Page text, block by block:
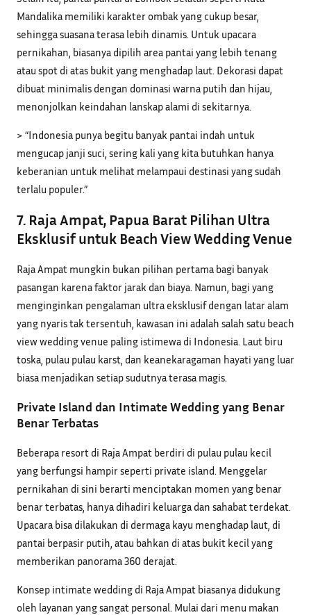
Mandalika memiliki karakter ombak yang cukup besar,
sehingga suasana terasa lebih dinamis. Untuk upacara
pernikahan, biasanya dipilih area pantai yang lebih tenang
atau spot di atas bukit yang menghadap laut. Dekorasi dapat
dibuat minimalis dengan dominasi warna putih dan hijau,
menonjolkan keindahan lanskap alami di sekitarnya.
> “Indonesia punya begitu banyak pantai indah untuk
mengucap janji suci, sering kali yang kita butuhkan hanya
keberanian untuk melihat melampaui destinasi yang sudah
terlalu populer.”
7. Raja Ampat, Papua Barat Pilihan Ultra
Eksklusif untuk Beach View Wedding Venue
Raja Ampat mungkin bukan pilihan pertama bagi banyak
pasangan karena faktor jarak dan biaya. Namun, bagi yang
menginginkan pengalaman ultra eksklusif dengan latar alam
yang nyaris tak tersentuh, kawasan ini adalah salah satu beach
view wedding venue paling istimewa di Indonesia. Laut biru
toska, pulau pulau karst, dan keanekaragaman hayati yang luar
biasa menjadikan setiap sudutnya terasa magis.
Private Island dan Intimate Wedding yang Benar
Benar Terbatas
Beberapa resort di Raja Ampat berdiri di pulau pulau kecil
yang berfungsi hampir seperti private island. Menggelar
pernikahan di sini berarti menciptakan momen yang benar
benar terbatas, hanya dihadiri keluarga dan sahabat terdekat.
Upacara bisa dilakukan di dermaga kayu menghadap laut, di
pantai berpasir putih, atau bahkan di atas bukit kecil yang
memberikan panorama 360 derajat.
Konsep intimate wedding di Raja Ampat biasanya didukung
oleh layanan yang sangat personal. Mulai dari menu makan